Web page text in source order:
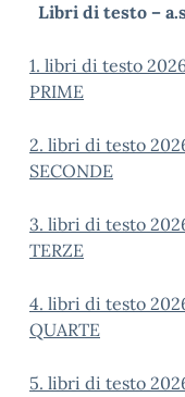
Libri di testo –
1. libri di testo
PRIME
2. libri di testo
SECONDE
3. libri di testo
TERZE
4. libri di testo
QUARTE
5. libri di testo